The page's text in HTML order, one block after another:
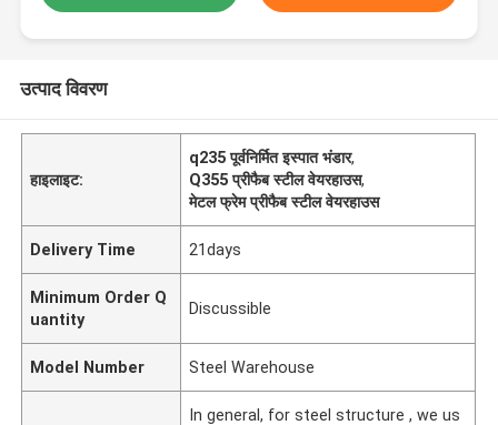
उत्पाद विवरण
हाइलाइट:
q235 पूर्वनिर्मित इस्पात भंडार,
Q355 प्रीफैब स्टील वेयरहाउस,
मेटल फ्रेम प्रीफैब स्टील वेयरहाउस
Delivery Time 21days
Minimum Order Q
uantity
Discussible
Model Number Steel Warehouse
In general, for steel structure , we us